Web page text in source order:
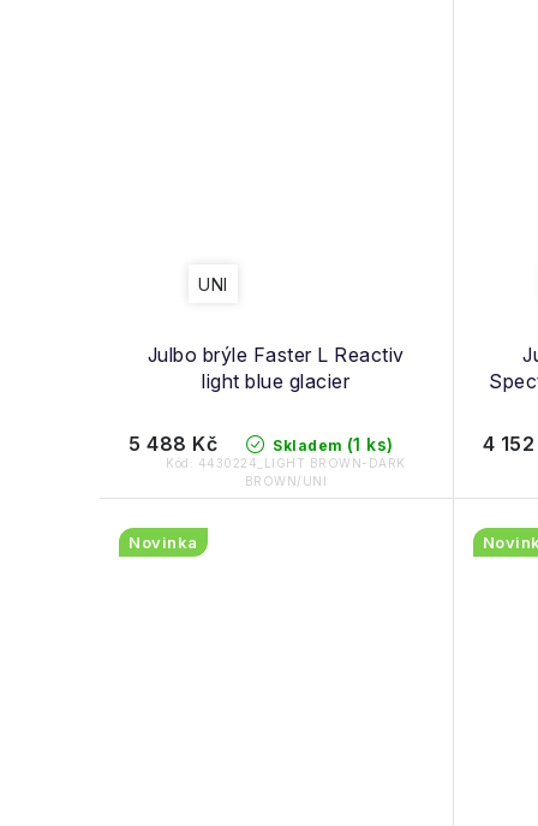
Julbo brýle Faster L Reactiv
light blue glacier
UNI
Skladem (1 ks)
5 488 Kč
Kód: 4430224_LIGHT BROWN-DARK
BROWN/UNI
4
Novinka